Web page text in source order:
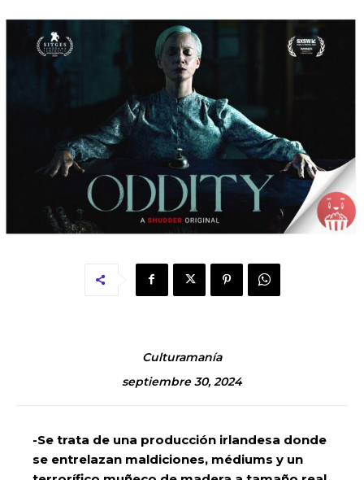
Culturamanía
septiembre 30, 2024
-Se trata de una producción irlandesa donde
se entrelazan maldiciones, médiums y un